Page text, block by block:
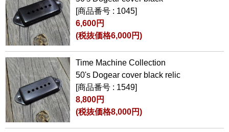
[商品番号 : 1045]
6,600円
(税抜価格6,000円)
Time Machine Collection
50's Dogear cover black relic
[商品番号 : 1549]
8,800円
(税抜価格8,000円)